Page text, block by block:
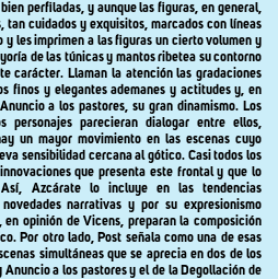
perfiladas, y aunque las figuras, en general,
tan cuidados y exquisitos, marcados con líneas
les imprimen a las figuras un cierto volumen y
de las túnicas y mantos ribetea su contorno
carácter. Llaman la atención las gradaciones
finos y elegantes ademanes y actitudes y, en
a los pastores, su gran dinamismo. Los
parecieran dialogar entre ellos,
un mayor movimiento en las escenas cuyo
sensibilidad cercana al gótico. Casi todos los
que presenta este frontal y que lo
Azcárate lo incluye en las tendencias
narrativas y por su expresionismo
opinión de Vicens, preparan la composición
. Por otro lado, Post señala como una de esas
simultáneas que se aprecia en dos de los
a los pastores y el de la Degollación de